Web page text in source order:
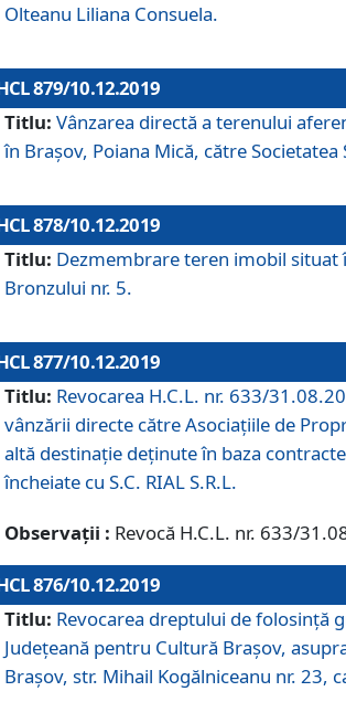
Olteanu Liliana Consuela.
879/10.12.2019
Titlu: Vânzarea directă a terenului
în Brașov, Poiana Mică, către Societatea
878/10.12.2019
Titlu: Dezmembrare teren imobil situat
Bronzului nr. 5.
877/10.12.2019
Titlu: Revocarea H.C.L. nr. 633/
vânzării directe către Asociațiile de
altă destinație deținute în baza
încheiate cu S.C. RIAL S.R.L.
Observații : Revocă H.C.L. nr. 633/
876/10.12.2019
Titlu: Revocarea dreptului de folosinţă
Judeţeană pentru Cultură Braşov,
Braşov, str. Mihail Kogălniceanu nr. 23,